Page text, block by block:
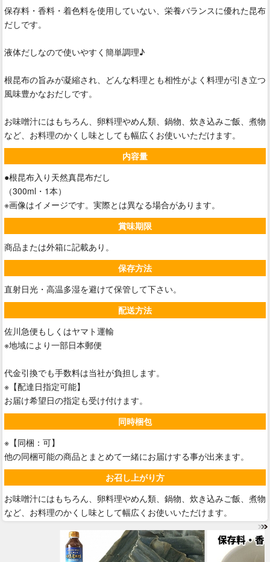
保存料・香料・着色料を使用していない、栄養バランスに優れた昆布
だしです。
液体だしなので使いやすく簡単調理♪
根昆布の旨みが凝縮され、どんな料理とも相性がよく料理が引き立つ
風味豊かなおだしです。
お味噌汁にはもちろん、卵料理やめん類、鍋物、炊き込みご飯、煮物
など、お料理のかくし味としても幅広くお使いいただけます。
内容量
●根昆布入り天然真昆布だし
（300ml・1本）
※画像はイメージです。実際とは異なる場合があります。
賞味期限
商品または外箱に記載あり。
保存方法
直射日光・高温多湿を避けて保管して下さい。
配送方法
佐川急便もしくはヤマト運輸
※地域により一部日本郵便
代金引換でも手数料は当社が負担します。
※【配達日指定可能】
お届け希望日の指定も受け付けます。
同時梱包
※【同梱：可】
他の同梱可能の商品とまとめて一緒にお届けする事が出来ます。
お召し上がり方
お味噌汁にはもちろん、卵料理やめん類、鍋物、炊き込みご飯、煮物
など、お料理のかくし味として幅広くお使いいただけます。